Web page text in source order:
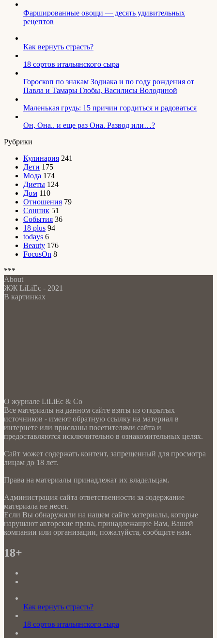
Фаршированные овощи — десять удивительных
рецептов
Как вернуть страсть?
18 сортов итальянского сыра
Гороскоп по знакам Зодиака и по году рождения от
Павла и Тамары Глобы, Василисы Володиной
Маленькая грудь: 15 причин гордиться и радоваться
Он, Она.. и еще раз Она. Развод или…?
Рубрики
Кулинария 241
Дети 175
Мода 174
Диеты 124
Дом 110
Отношения 79
Сонник 51
События 36
18 plus 94
todays 6
Beauty 176
FocusOn 8
***
About
ЖЖ LiLiEc - 2021
В картинках
О журнале LiLiEc & Co
Все материалы на данном сайте взяты из открытых
источников - имеют обратную ссылку на материал в
интернете или присланы посетителями сайта и
предоставляются исключительно в ознакомительных целях.
Сайт может содержать контент, запрещенный для просмотра
лицам до 18 лет.
Права на материалы принадлежат их владельцам.
Администрация сайта ответственности за содержание
материала не несет.
Если Вы обнаружили на нашем сайте материалы, которые
нарушают авторские права, принадлежащие Вам, Вашей
компании или организации, пожалуйста, сообщите нам.
18+
Как вернуть страсть?
18 сортов итальянского сыра